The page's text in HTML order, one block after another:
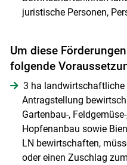
Skip to
juristische Personen,
Um diese
folgende
3 ha
Antragstellung
Gartenbau-,
Hopfenanbau sowie
LN bewirtschaften,
oder einen Zuschlag